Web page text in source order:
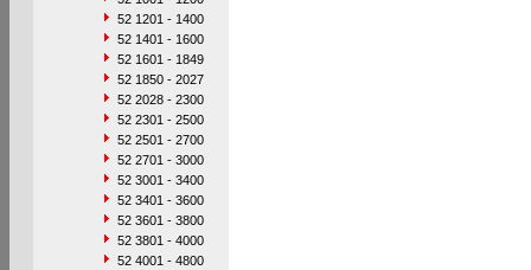
52 1201 - 1400
52 1401 - 1600
52 1601 - 1849
52 1850 - 2027
52 2028 - 2300
52 2301 - 2500
52 2501 - 2700
52 2701 - 3000
52 3001 - 3400
52 3401 - 3600
52 3601 - 3800
52 3801 - 4000
52 4001 - 4800